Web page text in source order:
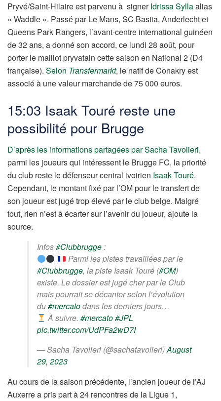
Pryvé/Saint-Hilaire est parvenu à signerIdrissa Syllaalias
« Waddle ». Passé par Le Mans, SC Bastia, Anderlecht et
Queens Park Rangers, l’avant-centre international guinéen
de 32 ans, a donné son accord, ce lundi 28 août, pour
porter le maillot pryvatain cette saison en National 2 (D4
française). Selon Transfermarkt, le natif de Conakry est
associé à une valeur marchande de 75 000 euros.
15:03 Isaak Touré reste une
possibilité pour Brugge
D’après les informations partagées par Sacha Tavolieri,
parmi les joueurs qui intéressent le Brugge FC, la priorité
du club reste le défenseur central ivoirien Isaak Touré.
Cependant, le montant fixé par l’OM pour le transfert de
son joueur est jugé trop élevé par le club belge. Malgré
tout, rien n’est à écarter sur l’avenir du joueur, ajoute la
source.
Infos#Clubbrugge:
Parmi les pistes travaillées par le
#Clubbrugge, la piste Isaak Touré (#OM)
existe. Le dossier est jugé cher par le Club
mais pourrait se décanter selon l’évolution
du#mercatodans les derniers jours…
À suivre.#mercato#JPL
pic.twitter.com/UdPFa2wD7I
— Sacha Tavolieri (@sachatavolieri)August
29, 2023
Au cours de la saison précédente, l’ancien joueur de l’AJ
Auxerre a pris part à 24 rencontres de la Ligue 1,